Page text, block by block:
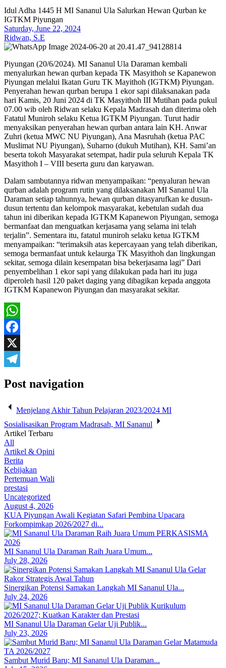
Idul Adha 1445 H MI Sananul Ula Salurkan Hewan Qurban ke
IGTKM Piyungan
Saturday, June 22, 2024
Ridwan, S.E
Piyungan (20/6/2024). MI Sananul Ula Daraman kembali
menyalurkan hewan qurban kepada TK Masyithoh se Kapanewon
Piyungan melalui Ikatan Guru TK Mayithoh (IGTKM) Piyungan.
Penyerahan hewan qurban berupa 1 ekor sapi dilaksanakan pada
hari Kamis, 20 Juni 2024 di TK Masyithoh III Mutihan pada pukul
07.00 wib oleh Ridwan selaku Kepala Madrasah dan diterima oleh
Fatatul Muniroh selaku Ketua IGTKM Piyungan. Turut hadir
menyaksikan penyerahan hewan qurban antara lain KH. Anwar
Zuhri (ketua MWC NU Piyungan), Ana Masruhah (ketua PAC
Muslimat NU Piyungan), Suharno (dukuh Mutihan), KH. Sami’an
beserta tokoh Masyarakat setempat, hadir pula seluruh Kepala TK
Masyithoh I – VIII beserta guru dan karyawan.
Dalam sambutannya ridwan menyampaikan: “penyaluran hewan
qurban adalah program rutin yang dilaksanakan MI Sananul Ula
Daraman setiap tahunnya, hewan qurban ditasyarufkan ke dusun-
dusun tertentu dan kelompok masyarakat, kebetulan sudah dua
tahun ini diberikan kepada IGTKM Kapanewon Piyungan, semoga
bermanfaat dan menguatkan kerjasama yang selama ini telah
terjalin”. Sementara itu, fatatul muniroh selaku ketua IGTKM
menyampaikan: “terimaksih atas kepercayaan yang telah diberikan,
semoga bermanfaat untuk kelaurga TK Masyithoh dan lingkungan
sekitar, semoga dilain kesempatan bisa bekerjasama lagi” Dari
penyembelihan 1 ekor sapi yang dilakukan pada hari itu juga
diperoleh hasil 120 paket daging yang dibagikan kepada anggota
IGTKM Kapanewon Piyungan dan masyarakat sekitar.
WhatsApp
Facebook
X
Post navigation
Menjelang Akhir Tahun Pelajaran 2023/2024 MI
Sosialisasikan Program Madrasah, MI Sananul
Artikel Terbaru
All
Artikel & Opini
Berita
Kebijakan
Pertemuan Wali
prestasi
Uncategorized
August 4, 2026
KUA Piyungan Awali Kegiatan Safari Pembina Upacara
Forkompimkap 2026/2027 di...
MI Sananul Ula Daraman Raih Juara Umum...
July 28, 2026
Sinergikan Potensi Samakan Langkah MI Sananul Ula...
July 24, 2026
MI Sananul Ula Daraman Gelar Uji Publik...
July 23, 2026
Sambut Murid Baru; MI Sananul Ula Daraman...